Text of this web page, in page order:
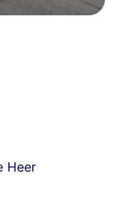
Heer